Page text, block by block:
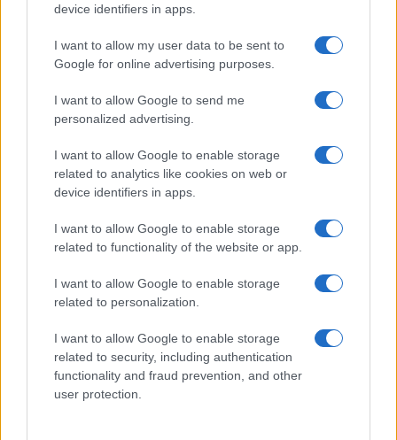
device identifiers in apps.
I want to allow my user data to be sent to
Google for online advertising purposes.
I want to allow Google to send me
personalized advertising.
I want to allow Google to enable storage
related to analytics like cookies on web or
device identifiers in apps.
I want to allow Google to enable storage
related to functionality of the website or app.
I want to allow Google to enable storage
related to personalization.
I want to allow Google to enable storage
related to security, including authentication
functionality and fraud prevention, and other
user protection.
Sicurezza sul lavoro: tutele per stagiste e profili
Matteo Pellegrino · 7 Ago 2026
LAVORODONNA
Curriculum per il primo impiego: struttura ATS, parole
chiave ed errori da evitare
Cristian Castiglioni · 7 Ago 2026